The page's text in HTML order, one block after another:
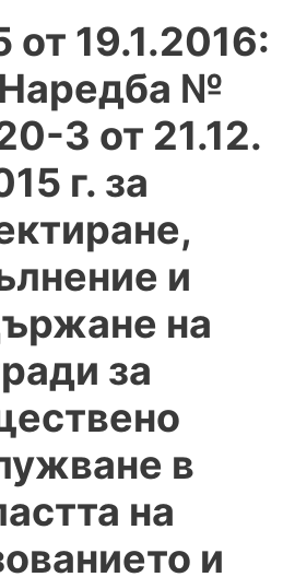
от 19.1.2016:
№
3 от 21.12.
г. за
и
на
за
в
на
и